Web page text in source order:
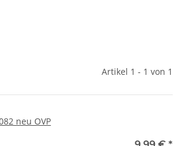
Artikel 1 - 1 von 1
neu OVP